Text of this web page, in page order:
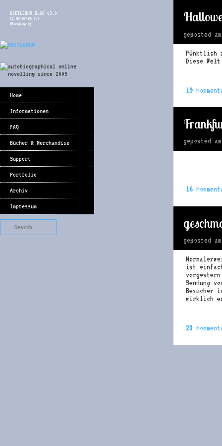
BEETLEBUM BLOG v3.0
CC NC-BY-SA 3.0
Standing by
Home
Informationen
FAQ
Bücher & Merchandise
Support
Portfolio
Archiv
Impressum
geposted
Pünktlich
Diese
19
geposted
16
geposted
ist
Sendung
Besucher
wirklich
23